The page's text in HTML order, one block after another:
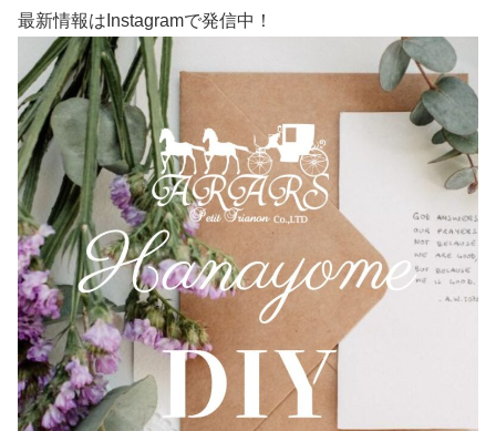
最新情報はInstagramで発信中！